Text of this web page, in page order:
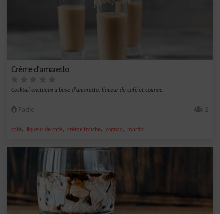
Crème d'amaretto
Cocktail onctueux à base d'amaretto, liqueur de café et cognac.
Facile 2
café, liqueur de café, crème fraîche, cognac, martini